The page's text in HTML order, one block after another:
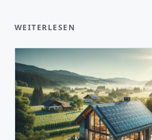
WEITERLESEN